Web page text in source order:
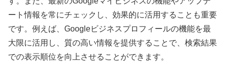
ート情報を常にチェックし、効果的に活用することも重要
です。例えば、Googleビジネスプロフィールの機能を最
大限に活用し、質の高い情報を提供することで、検索結果
での表示順位を向上させることができます。